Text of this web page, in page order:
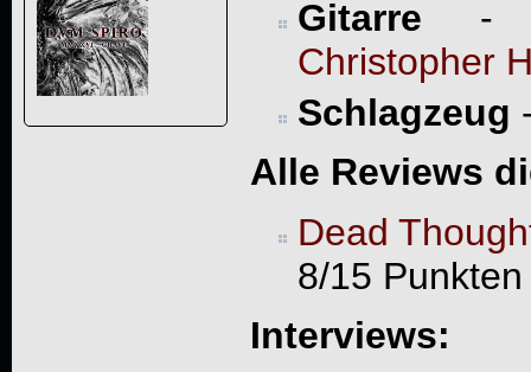
Gitarre
Christopher
Schlagzeug
Alle Reviews
Dead
8/15 Punkten
Interviews: